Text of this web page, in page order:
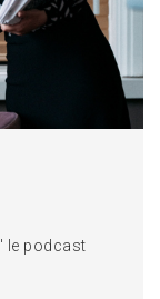
le podcast